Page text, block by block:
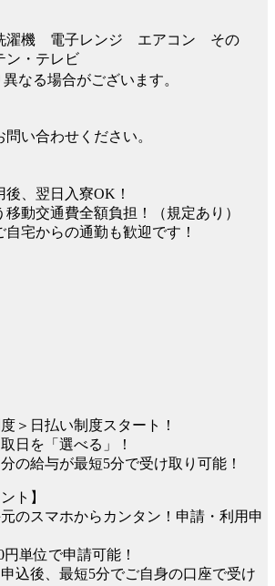
濯機 電子レンジ エアコン その
・テレビ
なる場合がございます。
い合わせください。
後、翌日入寮OK！
移動交通費全額負担！（規定あり）
自宅からの通勤も歓迎です！
＞日払い制度スタート！
日を「選べる」！
の給与が最短5分で受け取り可能！
ト】
元のスマホからカンタン！申請・利用申
円単位で申請可能！
申込後、最短5分でご自身の口座で受け